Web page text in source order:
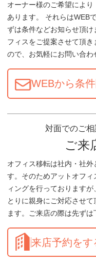
オーナー様のご希望によ
あります。 それらはWEB
ずは条件などお知らせ頂
フィスをご提案させて頂
ので、お気軽にお問い合わ
WEBから条
対面でのご
ご来
オフィス移転は社内・社
す。そのためアットオフ
ィングを行っております
とりに親身にご対応させ
ます。ご来店の際は先ずは
来店予約をす